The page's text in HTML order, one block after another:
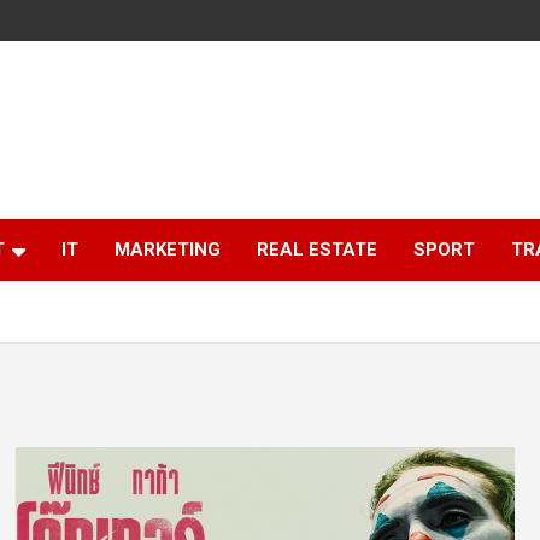
IT MARKETING REAL ESTATE SPORT